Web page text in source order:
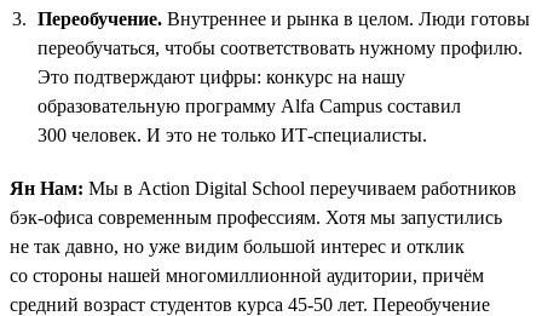
Переобучение. Внутреннее и рынка в целом. Люди готовы
переобучаться, чтобы соответствовать нужному профилю.
Это подтверждают цифры: конкурс на нашу
образовательную программу Alfa Campus составил
300 человек. И это не только ИТ-специалисты.
Ян Нам: Мы в Action Digital School переучиваем работников
бэк-офиса современным профессиям. Хотя мы запустились
не так давно, но уже видим большой интерес и отклик
со стороны нашей многомиллионной аудитории, причём
средний возраст студентов курса 45-50 лет. Переобучение